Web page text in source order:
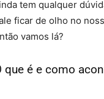
tem qualquer
ficar de olho no
vamos lá?
que é e como